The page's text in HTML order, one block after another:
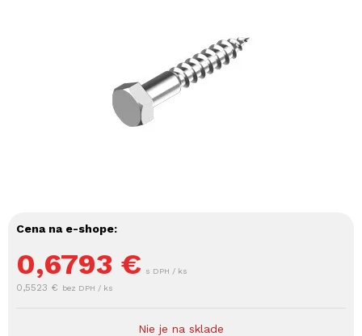
Cena na e-shope:
0,6793 € s DPH / ks
0,5523 € bez DPH / ks
Nie je na sklade